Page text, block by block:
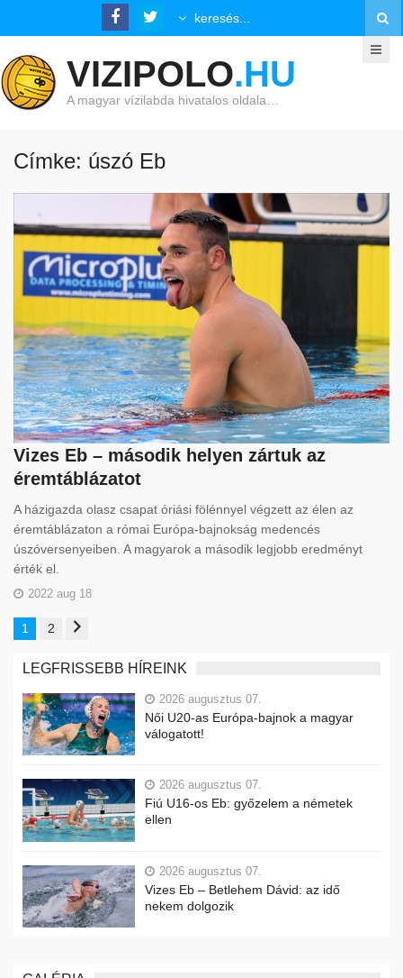
VIZIPOLO.HU
A magyar vízilabda hivatalos oldala…
Címke: úszó Eb
Vizes Eb – második helyen zártuk az
éremtáblázatot
A házigazda olasz csapat óriási fölénnyel végzett az élen az
éremtáblázaton a római Európa-bajnokság medencés
úszóversenyeiben. A magyarok a második legjobb eredményt
érték el.
2022 aug 18
1 2
LEGFRISSEBB HÍREINK
2026 augusztus 07.
Női U20-as Európa-bajnok a magyar
válogatott!
2026 augusztus 07.
Fiú U16-os Eb: győzelem a németek
ellen
2026 augusztus 07.
Vizes Eb – Betlehem Dávid: az idő
nekem dolgozik